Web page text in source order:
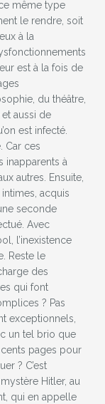
même type
le rendre, soit
à la
est à la fois de
du théâtre,
aussi de
est infecté.
Car ces
inapparents à
autres. Ensuite,
acquis
seconde
Avec
l’inexistence
Reste le
des
qui font
? Pas
exceptionnels,
un tel brio que
pages pour
? C’est
Hitler, au
qui en appelle